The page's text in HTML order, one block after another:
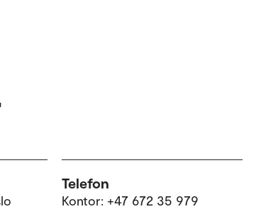
Telefon
Kontor: +47 672 35 979